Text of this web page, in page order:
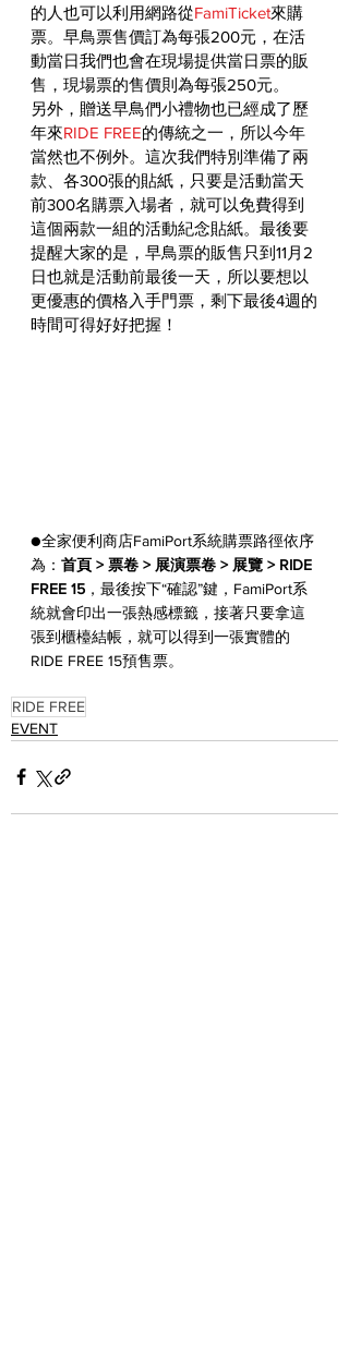
的人也可以利用網路從FamiTicket來購
票。早鳥票售價訂為每張200元，在活
動當日我們也會在現場提供當日票的販
售，現場票的售價則為每張250元。
另外，贈送早鳥們小禮物也已經成了歷
年來RIDE FREE的傳統之一，所以今年
當然也不例外。這次我們特別準備了兩
款、各300張的貼紙，只要是活動當天
前300名購票入場者，就可以免費得到
這個兩款一組的活動紀念貼紙。最後要
提醒大家的是，早鳥票的販售只到11月2
日也就是活動前最後一天，所以要想以
更優惠的價格入手門票，剩下最後4週的
時間可得好好把握！
●全家便利商店FamiPort系統購票路徑依序
為： 首頁 > 票卷 > 展演票卷 > 展覽 > RIDE
FREE 15 ，最後按下“確認”鍵，FamiPort系
統就會印出一張熱感標籤，接著只要拿這
張到櫃檯結帳，就可以得到一張實體的
RIDE FREE 15預售票。
RIDE FREE
EVENT